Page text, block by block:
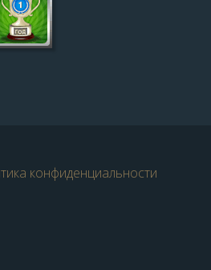
конфиденциальности